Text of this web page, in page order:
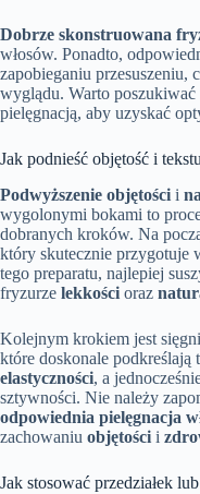
Dobrze skonstruowana
włosów. Ponadto,
zapobieganiu przesuszeniu,
wyglądu. Warto
pielęgnacją, aby uzyskać
Jak podnieść objętość i
Podwyższenie objętości i
wygolonymi bokami to
dobranych kroków. Na
który skutecznie przygotuje
tego preparatu, najlepiej
fryzurze lekkości oraz
Kolejnym krokiem jest
które doskonale podkreślają
elastyczności, a
sztywności. Nie należy
odpowiednia pielęgnacja
zachowaniu objętości i
Jak stosować przedziałek